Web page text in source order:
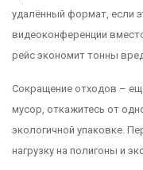
удалённый формат, если
видеоконференции
рейс экономит тонны
Сокращение отходов –
мусор, откажитесь от
экологичной упаковке.
нагрузку на полигоны и